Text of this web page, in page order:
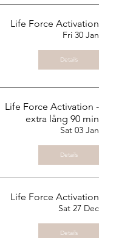
Life Force Activation
Fri 30 Jan
Details
Life Force Activation -
extra lång 90 min
Sat 03 Jan
Details
Life Force Activation
Sat 27 Dec
Details